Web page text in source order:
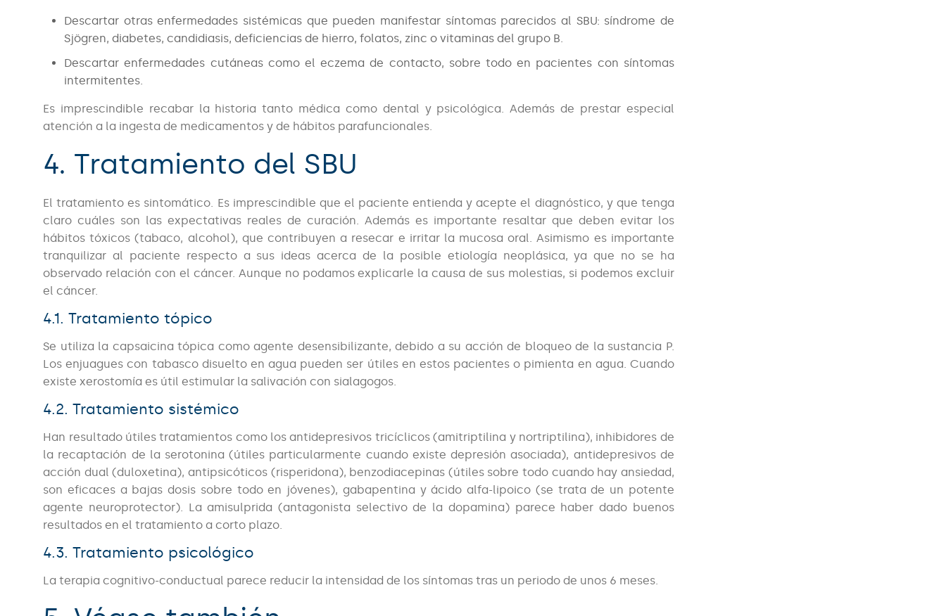
Descartar otras enfermedades sistémicas que pueden manifestar síntomas parecidos al SBU: síndrome de
Sjögren, diabetes, candidiasis, deficiencias de hierro, folatos, zinc o vitaminas del grupo B.
Descartar enfermedades cutáneas como el eczema de contacto, sobre todo en pacientes con síntomas
intermitentes.
Es imprescindible recabar la historia tanto médica como dental y psicológica. Además de prestar especial
atención a la ingesta de medicamentos y de hábitos parafuncionales.
4. Tratamiento del SBU
El tratamiento es sintomático. Es imprescindible que el paciente entienda y acepte el diagnóstico, y que tenga
claro cuáles son las expectativas reales de curación. Además es importante resaltar que deben evitar los
hábitos tóxicos (tabaco, alcohol), que contribuyen a resecar e irritar la mucosa oral. Asimismo es importante
tranquilizar al paciente respecto a sus ideas acerca de la posible etiología neoplásica, ya que no se ha
observado relación con el cáncer. Aunque no podamos explicarle la causa de sus molestias, si podemos excluir
el cáncer.
4.1. Tratamiento tópico
Se utiliza la capsaicina tópica como agente desensibilizante, debido a su acción de bloqueo de la sustancia P.
Los enjuagues con tabasco disuelto en agua pueden ser útiles en estos pacientes o pimienta en agua. Cuando
existe xerostomía es útil estimular la salivación con sialagogos.
4.2. Tratamiento sistémico
Han resultado útiles tratamientos como los antidepresivos tricíclicos (amitriptilina y nortriptilina), inhibidores de
la recaptación de la serotonina (útiles particularmente cuando existe depresión asociada), antidepresivos de
acción dual (duloxetina), antipsicóticos (risperidona), benzodiacepinas (útiles sobre todo cuando hay ansiedad,
son eficaces a bajas dosis sobre todo en jóvenes), gabapentina y ácido alfa-lipoico (se trata de un potente
agente neuroprotector). La amisulprida (antagonista selectivo de la dopamina) parece haber dado buenos
resultados en el tratamiento a corto plazo.
4.3. Tratamiento psicológico
La terapia cognitivo-conductual parece reducir la intensidad de los síntomas tras un periodo de unos 6 meses.